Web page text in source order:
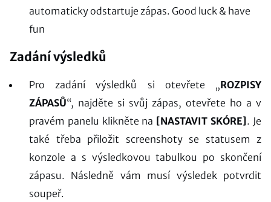
automaticky odstartuje zápas. Good luck & have
fun
Zadání výsledků
Pro zadání výsledků si otevřete „ROZPISY
ZÁPASŮ“, najděte si svůj zápas, otevřete ho a v
pravém panelu klikněte na [NASTAVIT SKÓRE] . Je
také třeba přiložit screenshoty se statusem z
konzole a s výsledkovou tabulkou po skončení
zápasu. Následně vám musí výsledek potvrdit
soupeř.